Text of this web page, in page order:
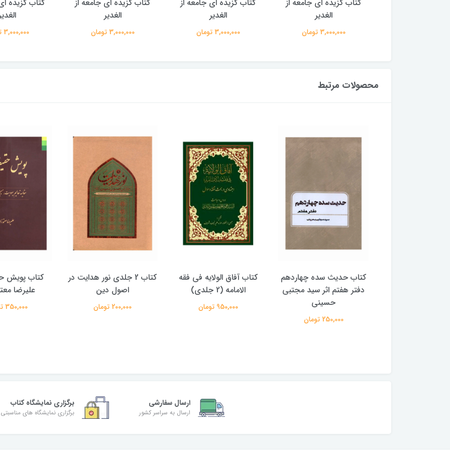
کتاب گزیده ای جامعه از
الغدیر
3,000,000 تومان
کتاب گزیده ای جامعه از
الغدیر
3,000,000 تومان
کتاب گزیده ای جامعه از
الغدیر
3,000,000 تومان
کتاب گزیده
3,000,000 تومان
محصولات مرتبط
کتاب حدیث سده چهاردهم
دفتر هفتم اثر سید مجتبی
حسینی
250,000 تومان
کتاب آفاق الولایه فی فقه
الامامه (2 جلدی)
950,000 تومان
کتاب 2 جلدی نور هدایت در
اصول دین
200,000 تومان
کتاب پویش
علیرضا
350,000 تومان
ارسال سفارشی
ارسال به سراسر کشور
برگزاری نمایشگاه کتاب
برگزاری نمایشگاه های مناسبتی